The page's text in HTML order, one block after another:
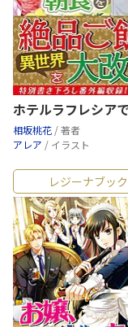
ホテルラフレシア
相坂桃花 / 著者
アレア / イラスト
レジーナブッ